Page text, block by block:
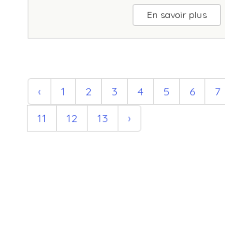
En savoir plus
‹ 1 2 3 4 5 6 7
11
12 13 ›